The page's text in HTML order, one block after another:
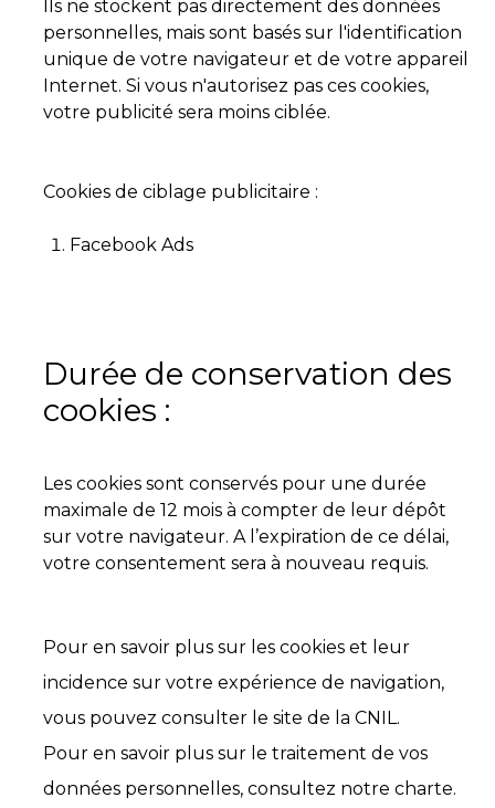
Ils ne stockent pas directement des données
personnelles, mais sont basés sur l'identification
unique de votre navigateur et de votre appareil
Internet. Si vous n'autorisez pas ces cookies,
votre publicité sera moins ciblée.
Cookies de ciblage publicitaire :
Facebook Ads
Durée de conservation des
cookies :
Les cookies sont conservés pour une durée
maximale de 12 mois à compter de leur dépôt
sur votre navigateur. A l’expiration de ce délai,
votre consentement sera à nouveau requis.
Pour en savoir plus sur les cookies et leur
incidence sur votre expérience de navigation,
vous pouvez consulter le site de la CNIL.
Pour en savoir plus sur le traitement de vos
données personnelles, consultez notre charte.